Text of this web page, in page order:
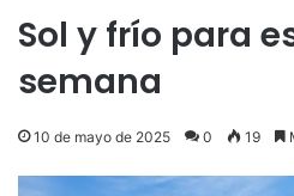
Sol y frío para
semana
10 de mayo de 2025 0 19